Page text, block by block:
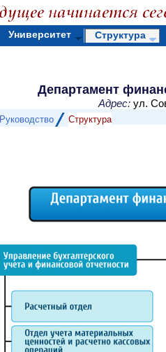
Университет Структура
Департамент
Адрес: ул.
Руководство Структура